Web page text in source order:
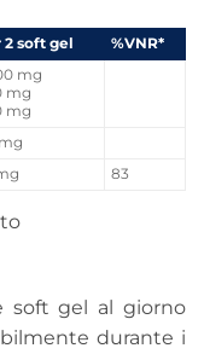
2 soft gel
%VNR*
mg
mg
mg
83
soft gel al giorno
durante i